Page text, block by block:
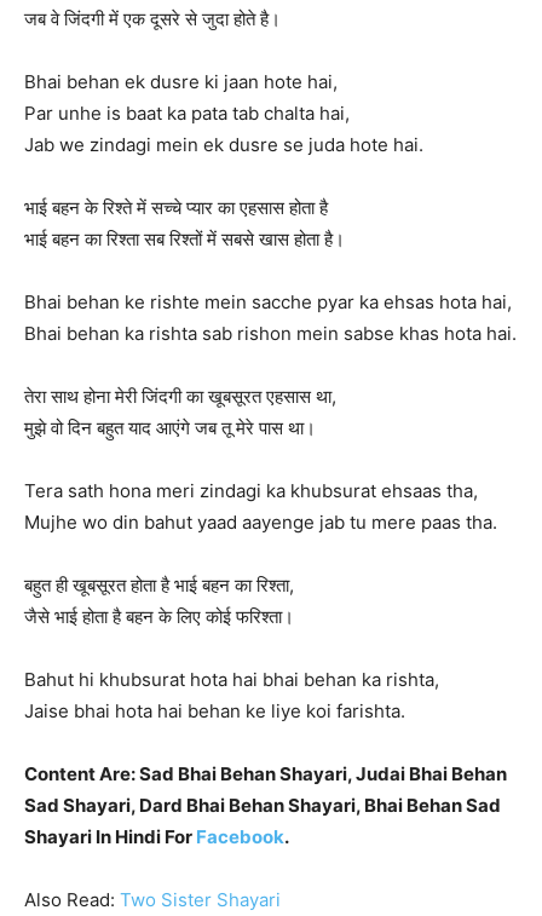
जब वे जिंदगी में एक दूसरे से जुदा होते है।
Bhai behan ek dusre ki jaan hote hai,
Par unhe is baat ka pata tab chalta hai,
Jab we zindagi mein ek dusre se juda hote hai.
भाई बहन के रिश्ते में सच्चे प्यार का एहसास होता है
भाई बहन का रिश्ता सब रिश्तों में सबसे खास होता है।
Bhai behan ke rishte mein sacche pyar ka ehsas hota hai,
Bhai behan ka rishta sab rishon mein sabse khas hota hai.
तेरा साथ होना मेरी जिंदगी का खूबसूरत एहसास था,
मुझे वो दिन बहुत याद आएंगे जब तू मेरे पास था।
Tera sath hona meri zindagi ka khubsurat ehsaas tha,
Mujhe wo din bahut yaad aayenge jab tu mere paas tha.
बहुत ही खूबसूरत होता है भाई बहन का रिश्ता,
जैसे भाई होता है बहन के लिए कोई फरिश्ता।
Bahut hi khubsurat hota hai bhai behan ka rishta,
Jaise bhai hota hai behan ke liye koi farishta.
Content Are: Sad Bhai Behan Shayari, Judai Bhai Behan
Sad Shayari, Dard Bhai Behan Shayari, Bhai Behan Sad
Shayari In Hindi For Facebook.
Also Read: Two Sister Shayari